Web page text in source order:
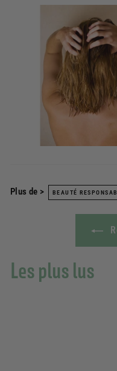
Plus de > BEAUTÉ
Les plus lus